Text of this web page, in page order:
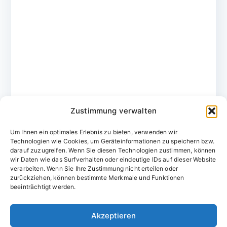
Zustimmung verwalten
Um Ihnen ein optimales Erlebnis zu bieten, verwenden wir
Technologien wie Cookies, um Geräteinformationen zu speichern bzw.
darauf zuzugreifen. Wenn Sie diesen Technologien zustimmen, können
wir Daten wie das Surfverhalten oder eindeutige IDs auf dieser Website
verarbeiten. Wenn Sie Ihre Zustimmung nicht erteilen oder
zurückziehen, können bestimmte Merkmale und Funktionen
beeinträchtigt werden.
Akzeptieren
Domainvergabestelle.de